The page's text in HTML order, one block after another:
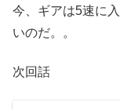
今、ギアは5速に
いのだ。。
次回話